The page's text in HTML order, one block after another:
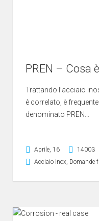
PREN – Cosa
Trattando l’acciaio
è correlato, è
denominato PREN...
Aprile, 16
14003
Acciaio Inox Domande